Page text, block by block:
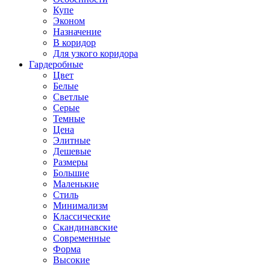
Купе
Эконом
Назначение
В коридор
Для узкого коридора
Гардеробные
Цвет
Белые
Светлые
Серые
Темные
Цена
Элитные
Дешевые
Размеры
Большие
Маленькие
Стиль
Минимализм
Классические
Скандинавские
Современные
Форма
Высокие